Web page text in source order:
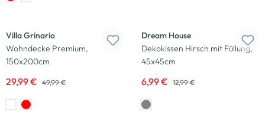
Villa Grinario
Wohndecke Premium,
150x200cm
29,99 € 49,99 €
Dream House
Dekokissen Hirsch mit Füllung,
45x45cm
6,99 € 12,99 €